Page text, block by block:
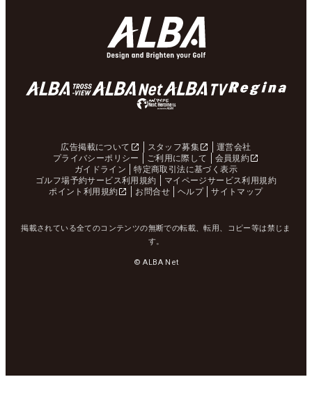
広告掲載について スタッフ募集
運営会社
プライバシーポリシー
ご利用に際して
会員規約
ガイドライン
特定商取引法に基づく表示
ゴルフ場予約サービス利用規約
マイページサービス利用規約
ポイント利用規約
お問合せ ヘルプ サイトマップ
掲載されている全てのコンテンツの無断での転載、転用、コピー等は禁じま
す。
© ALBA Net